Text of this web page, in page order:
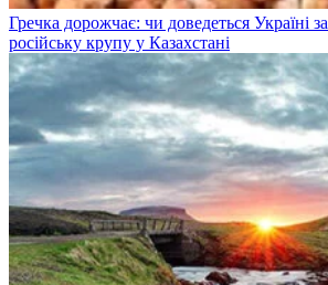
Гречка дорожчає: чи доведеться Україні
російську крупу у Казахстані